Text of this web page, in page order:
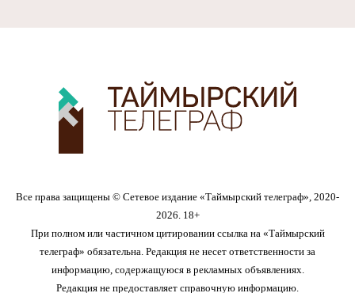
Все права защищены © Сетевое издание «Таймырский телеграф», 2020-
2026. 18+
При полном или частичном цитировании ссылка на «Таймырский
телеграф» обязательна. Редакция не несет ответственности за
информацию, содержащуюся в рекламных объявлениях.
Редакция не предоставляет справочную информацию.